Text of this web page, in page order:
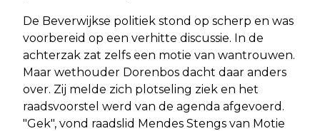
De Beverwijkse politiek stond op scherp en was
voorbereid op een verhitte discussie. In de
achterzak zat zelfs een motie van wantrouwen.
Maar wethouder Dorenbos dacht daar anders
over. Zij melde zich plotseling ziek en het
raadsvoorstel werd van de agenda afgevoerd.
"Gek", vond raadslid Mendes Stengs van Motie